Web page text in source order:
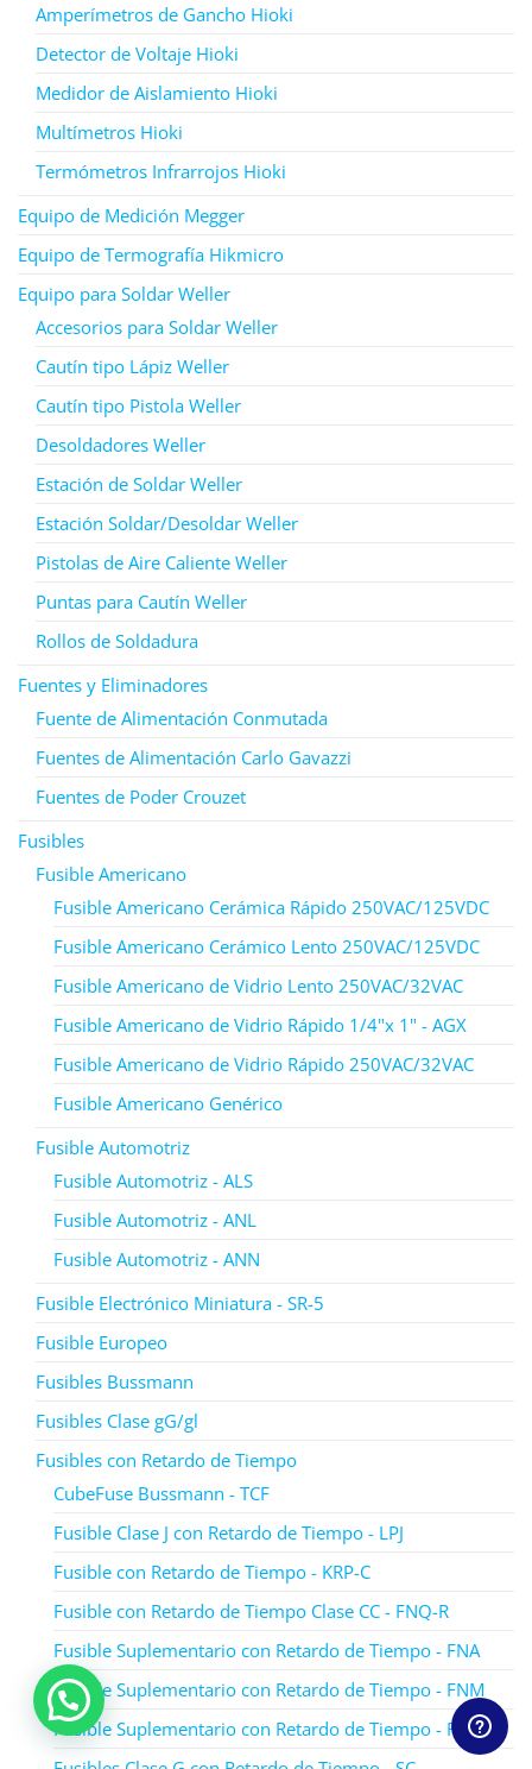
Amperímetros de Gancho Hioki
Detector de Voltaje Hioki
Medidor de Aislamiento Hioki
Multímetros Hioki
Termómetros Infrarrojos Hioki
Equipo de Medición Megger
Equipo de Termografía Hikmicro
Equipo para Soldar Weller
Accesorios para Soldar Weller
Cautín tipo Lápiz Weller
Cautín tipo Pistola Weller
Desoldadores Weller
Estación de Soldar Weller
Estación Soldar/Desoldar Weller
Pistolas de Aire Caliente Weller
Puntas para Cautín Weller
Rollos de Soldadura
Fuentes y Eliminadores
Fuente de Alimentación Conmutada
Fuentes de Alimentación Carlo Gavazzi
Fuentes de Poder Crouzet
Fusibles
Fusible Americano
Fusible Americano Cerámica Rápido 250VAC/125VDC
Fusible Americano Cerámico Lento 250VAC/125VDC
Fusible Americano de Vidrio Lento 250VAC/32VAC
Fusible Americano de Vidrio Rápido 1/4"x 1" - AGX
Fusible Americano de Vidrio Rápido 250VAC/32VAC
Fusible Americano Genérico
Fusible Automotriz
Fusible Automotriz - ALS
Fusible Automotriz - ANL
Fusible Automotriz - ANN
Fusible Electrónico Miniatura - SR-5
Fusible Europeo
Fusibles Bussmann
Fusibles Clase gG/gl
Fusibles con Retardo de Tiempo
CubeFuse Bussmann - TCF
Fusible Clase J con Retardo de Tiempo - LPJ
Fusible con Retardo de Tiempo - KRP-C
Fusible con Retardo de Tiempo Clase CC - FNQ-R
Fusible Suplementario con Retardo de Tiempo - FNA
Fusible Suplementario con Retardo de Tiempo - FNM
Fusible Suplementario con Retardo de Tiempo - FNQ